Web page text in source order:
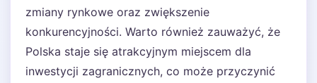
zmiany rynkowe oraz zwiększenie
konkurencyjności. Warto również zauważyć, że
Polska staje się atrakcyjnym miejscem dla
inwestycji zagranicznych, co może przyczynić